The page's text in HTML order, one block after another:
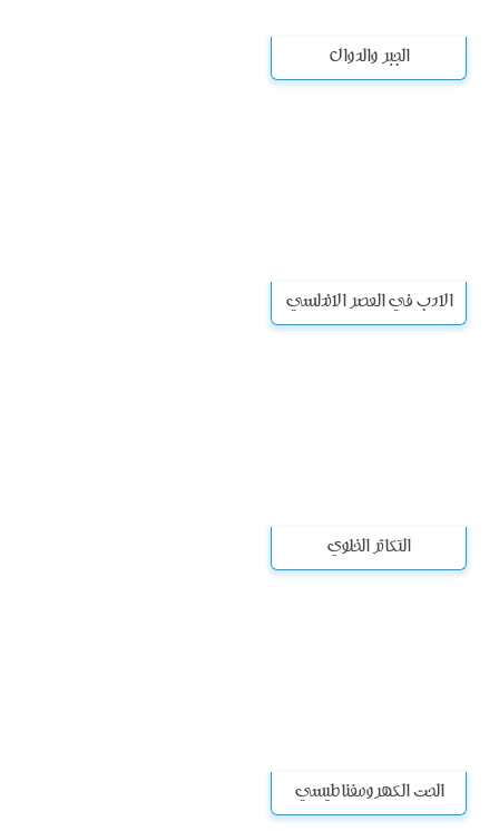
الجبر والدوال
الادب في العصر الاندلسي
التكاثر الخلوي
الحث الكهرومغناطيسي